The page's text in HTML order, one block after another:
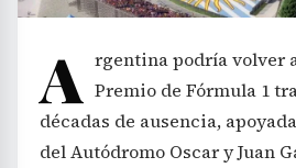
A rgentina podría volver
Premio de Fórmula 1
décadas de ausencia,
del Autódromo Oscar y Juan